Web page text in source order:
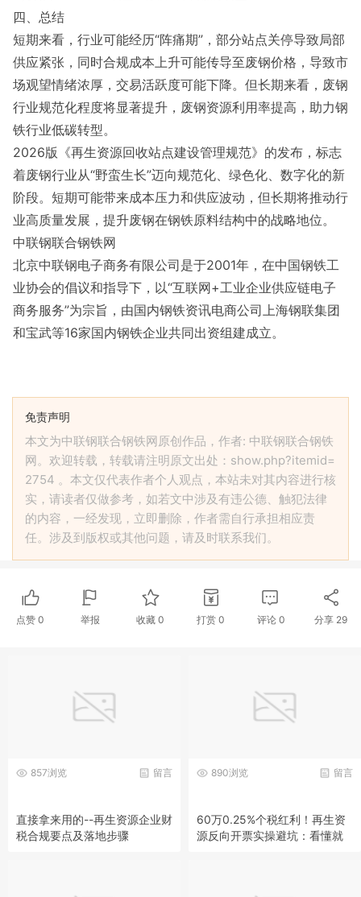
四、总结
短期来看，行业可能经历“阵痛期”，部分站点关停导致局部
供应紧张，同时合规成本上升可能传导至废钢价格，导致市
场观望情绪浓厚，交易活跃度可能下降。但长期来看，废钢
行业规范化程度将显著提升，废钢资源利用率提高，助力钢
铁行业低碳转型。
2026版《再生资源回收站点建设管理规范》的发布，标志
着废钢行业从“野蛮生长”迈向规范化、绿色化、数字化的新
阶段。短期可能带来成本压力和供应波动，但长期将推动行
业高质量发展，提升废钢在钢铁原料结构中的战略地位。
中联钢联合钢铁网
北京中联钢电子商务有限公司是于2001年，在中国钢铁工
业协会的倡议和指导下，以“互联网+工业企业供应链电子
商务服务”为宗旨，由国内钢铁资讯电商公司上海钢联集团
和宝武等16家国内钢铁企业共同出资组建成立。
免责声明
本文为中联钢联合钢铁网原创作品，作者: 中联钢联合钢铁
网。欢迎转载，转载请注明原文出处：show.php?itemid=
2754 。本文仅代表作者个人观点，本站未对其内容进行核
实，请读者仅做参考，如若文中涉及有违公德、触犯法律
的内容，一经发现，立即删除，作者需自行承担相应责
任。涉及到版权或其他问题，请及时联系我们。
点赞 0 举报 收藏0 打赏 0 评论 0 分享 29
留言
857浏览
直接拿来用的--再生资源企业财
税合规要点及落地步骤
留言
890浏览
60万0.25%个税红利！再生资
源反向开票实操避坑：看懂就